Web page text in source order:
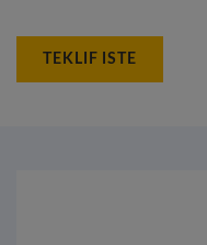
TEKLIF ISTE